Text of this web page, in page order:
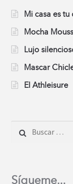
Mi casa es
Mocha
Lujo
Mascar
El Athleisure
Sígueme...